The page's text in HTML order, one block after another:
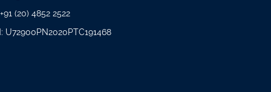
+91 (20) 4852 2522
U72900PN2020PTC191468